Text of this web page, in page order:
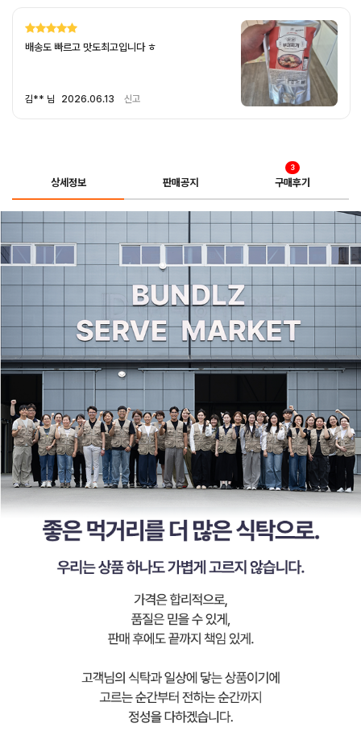
2주만에 또 주문이네요~ 맛있게
박** 님 2025.11.26 신고
상세정보 판매공지 구매후기
3